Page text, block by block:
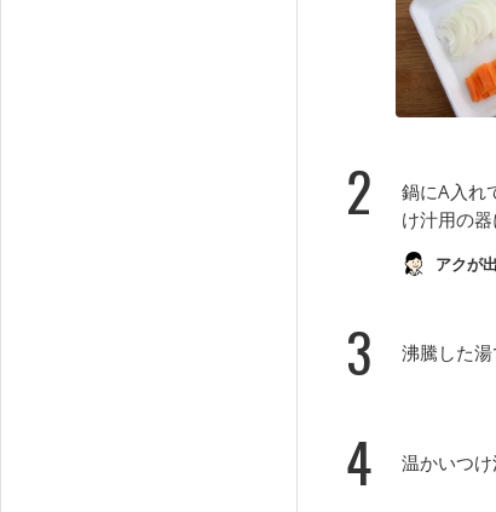
2
鍋にA入れ
け汁用の器
アクが
3 沸騰した
4 温かいつ